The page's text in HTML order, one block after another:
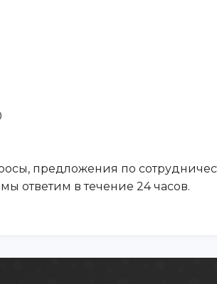
предложения по
ответим в течение 24 часов.